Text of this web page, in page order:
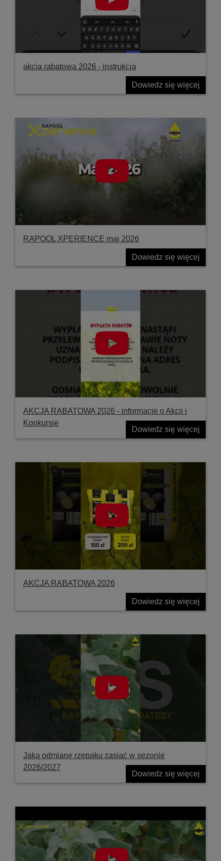
akcja rabatowa 2026 - instrukcja
Dowiedz się więcej
RAPOOL XPERIENCE maj 2026
Dowiedz się więcej
AKCJA RABATOWA 2026 - informacje o Akcji i
Konkursie
Dowiedz się więcej
AKCJA RABATOWA 2026
Dowiedz się więcej
Jaką odmianę rzepaku zasiać w sezonie
2026/2027
Dowiedz się więcej